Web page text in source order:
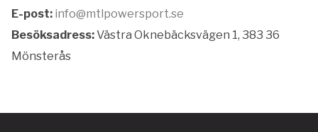
E-post: info@mtlpowersport.se
Besöksadress:Västra Oknebäcksvägen 1, 383 36
Mönsterås